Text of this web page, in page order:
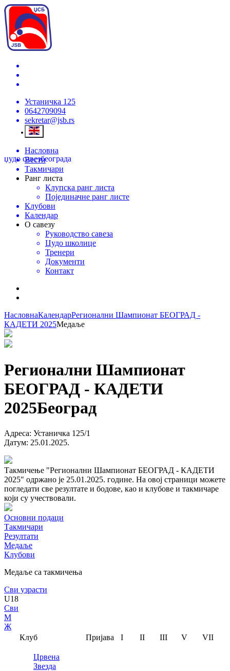
Устаничка 125
0642709094
sekretar@jsb.rs
џудо савезбеограда
Насловна
Вести
Такмичари
Ранг листа
Клупска ранг листа
Појединачне ранг листе
Клубови
Календар
О савезу
Руководство савеза
Џудо школице
Тренери
Документи
Контакт
НасловнаКалендарРегионални Шампионат БЕОГРАД -
КАДЕТИ 2025Медаље
Регионални Шампионат
БЕОГРАД - КАДЕТИ
2025Београд
Адреса: Устаничка 125/1
Датум: 25.01.2025.
Такмичење "Регионални Шампионат БЕОГРАД - КАДЕТИ
2025" одржано је 25.01.2025. године. На овој страници можете
погледати све резултате и бодове, као и клубове и такмичаре
који су учествовали.
Основни подаци
Такмичари
Резултати
Медаље
Клубови
Медаље са такмичења
Сви узрасти
U18
Сви
М
Ж
Клуб
Пријава I II III V VII
Црвена
Звезда